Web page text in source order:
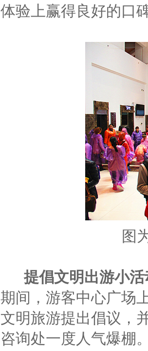
体验上赢得良好的口
图
提倡文明出游小
期间，游客中心广场
文明旅游提出倡议，
咨询处一度人气爆棚